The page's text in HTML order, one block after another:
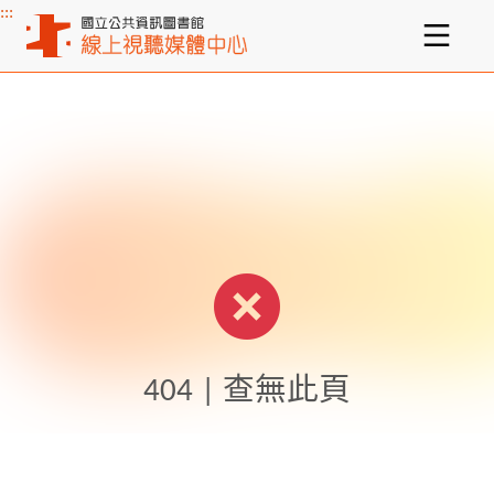
主要內容區塊
:::
404 | 查無此頁